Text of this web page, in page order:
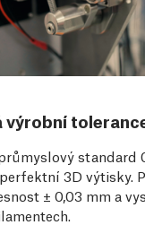
výrobní
standard
3D výtisky.
± 0,03 mm a